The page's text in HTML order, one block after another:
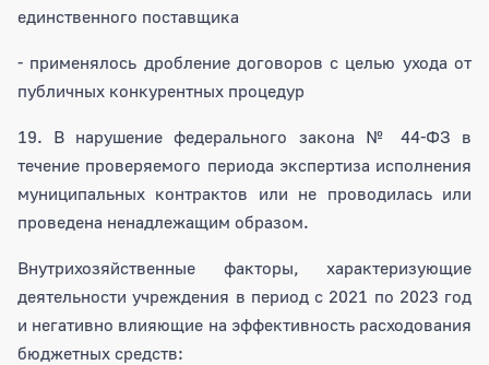
единственного поставщика
- применялось дробление договоров с целью ухода от
публичных конкурентных процедур
19. В нарушение федерального закона № 44-ФЗ в
течение проверяемого периода экспертиза исполнения
муниципальных контрактов или не проводилась или
проведена ненадлежащим образом.
Внутрихозяйственные факторы, характеризующие
деятельности учреждения в период с 2021 по 2023 год
и негативно влияющие на эффективность расходования
бюджетных средств: